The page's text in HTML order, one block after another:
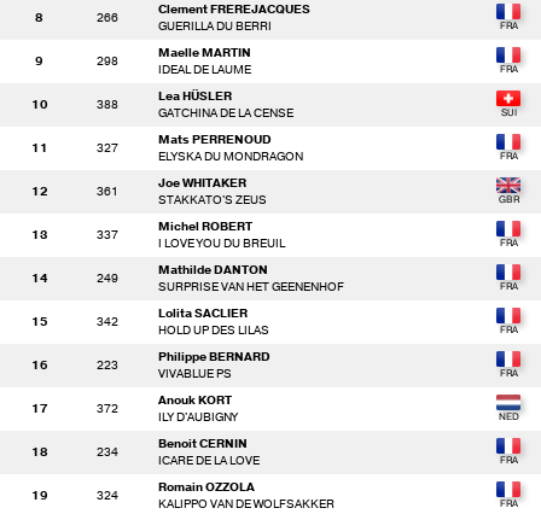
8 266
Clement FREREJACQUES
GUERILLA DU BERRI
9 298
Maelle MARTIN
IDEAL DE LAUME
10 388
Lea HÜSLER
GATCHINA DE LA CENSE
11 327
Mats PERRENOUD
ELYSKA DU MONDRAGON
12 361
Joe WHITAKER
STAKKATO'S ZEUS
13 337
Michel ROBERT
I LOVE YOU DU BREUIL
14 249
Mathilde DANTON
SURPRISE VAN HET GEENENHOF
15 342
Lolita SACLIER
HOLD UP DES LILAS
16 223
Philippe BERNARD
VIVABLUE PS
17 372
Anouk KORT
ILY D'AUBIGNY
18 234
Benoit CERNIN
ICARE DE LA LOVE
19 324
Romain OZZOLA
KALIPPO VAN DE WOLFSAKKER